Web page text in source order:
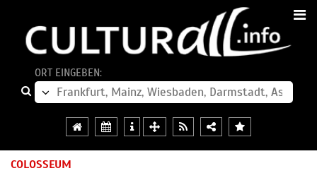
ORT EINGEBEN:
COLOSSEUM